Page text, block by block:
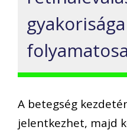
gyakorisága
A betegség
jelentkezhet, majd